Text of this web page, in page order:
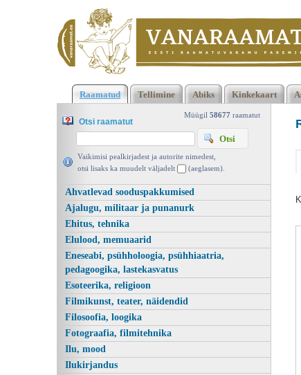
2473 2474 Kokku 123660 raamatut lisamise järjekorras,
leheküljelKasutatud raamatud | Vanaraamat. ee
Raamatud Tellimine Abiks Kinkekaart
Müügil 58677 raamatut
Otsi raamatut
Vaikimisi pealkirjadest ja autorite nimedest,
otsi lisaks ka muudelt väljadelt
(aeglasem).
Ahvatlevad sooduspakkumised
Ajalugu, militaar ja punanurk
Ehitus, tehnika
Elulood, memuaarid
Eneseabi, psühholoogia, psühhiaatria,
pedagoogika, lastekasvatus
Esoteerika, religioon
Filmikunst, teater, näidendid
Filosoofia, loogika
Fotograafia, filmitehnika
Ilu, mood
Ilukirjandus